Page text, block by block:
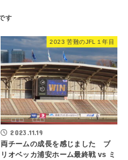
2023 苦難のJFL１年目
2023.11.19
両チームの成長を感じました ブ
リオベッカ浦安ホーム最終戦 vs ミ